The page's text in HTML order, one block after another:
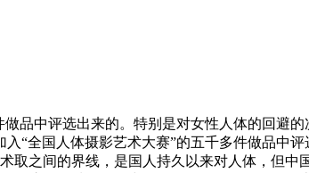
中评选出来的。特别是对女性人体的回避
“全国人体摄影艺术大赛”的五千多件做品中
取之间的界线，是国人持久以来对人体，但